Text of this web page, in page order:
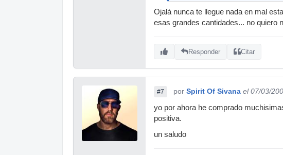
Ojalá nunca te llegue nada en mal
esas grandes cantidades... no quiero
Responder Citar
#7 por Spirit Of Sivana el 07/03/
yo por ahora he comprado
positiva.
un saludo